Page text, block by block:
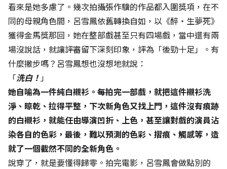
看來是她多慮了。幾次拍攝張作驥的作品都入圍獎項，在不
同的母親角色間，呂雪鳳依舊轉換自如，以《醉‧生夢死》
獲得金馬獎那回，她在整部戲甚至只有四場戲，當中還有兩
場沒說話，就讓評審留下深刻印象，評為「後勁十足」。有
什麼撇步嗎？呂雪鳳想也沒想地就說：
「洗白！」
她自喻為一件純白襯衫。每拍完一部戲，就把這件襯衫洗
淨、晾乾、拉得平整，下次新角色又找上門，這件沒有痕跡
的白襯衫，就能任由導演凹折、上色，甚至讓對戲的演員沾
染各自的色彩，最後，難以預測的色彩、摺痕、觸感等，造
就了一個截然不同的全新角色。
說穿了，就是要懂得歸零。拍完電影，呂雪鳳會做點別的